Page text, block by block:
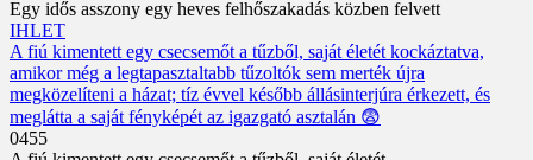
Egy idős asszony egy heves felhőszakadás közben felvett
IHLET
A fiú kimentett egy csecsemőt a tűzből, saját életét kockáztatva,
amikor még a legtapasztaltabb tűzoltók sem merték újra
megközelíteni a házat; tíz évvel később állásinterjúra érkezett, és
meglátta a saját fényképét az igazgató asztalán 😨
0455